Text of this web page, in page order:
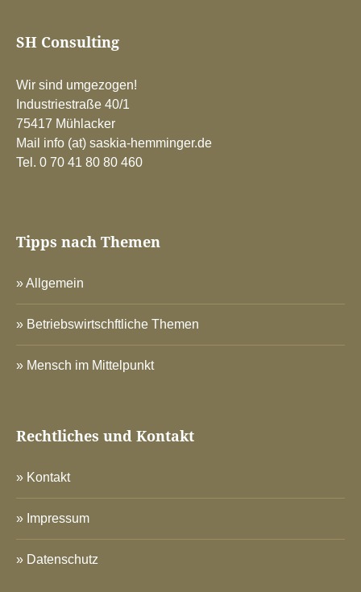
SH Consulting
Wir sind umgezogen!
Industriestraße 40/1
75417 Mühlacker
Mail info (at) saskia-hemminger.de
Tel. 0 70 41 80 80 460
Tipps nach Themen
Allgemein
Betriebswirtschftliche Themen
Mensch im Mittelpunkt
Rechtliches und Kontakt
Kontakt
Impressum
Datenschutz